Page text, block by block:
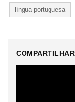
língua portuguesa
COMPARTILHAR